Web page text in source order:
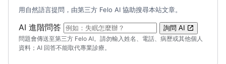
用自然語言提問，由第三方 Felo AI 協助搜尋本站文章。
AI 進階問答 （可輸入自然語言問題；送出後會開啟 Felo
詢問 AI
問題會傳送至第三方 Felo AI。請勿輸入姓名、電話、病歷或其他個人
資料；AI 回答不能取代專業診療。